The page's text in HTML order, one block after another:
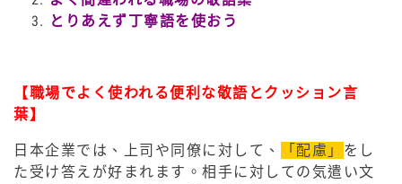
とりあえず丁寧語を使おう
【職場でよく使われる便利な敬語とクッション言
葉】
日本企業では、上司や同僚に対して、 「配慮」 をし
た受け答えが好まれます。相手に対しての気遣い文